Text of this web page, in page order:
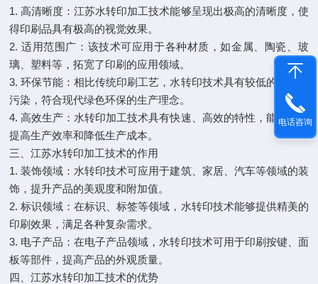
1. 高清晰度：江苏水转印加工技术能够呈现出极高的清晰度，使
得印刷品具有极高的视觉效果。
2. 适用范围广：该技术可应用于各种材质，如金属、陶瓷、玻
璃、塑料等，拓宽了印刷的应用领域。
3. 环保节能：相比传统印刷工艺，水转印技术具有较低的能耗和
污染，符合现代绿色环保的生产理念。
4. 高效生产：水转印加工技术具有快速、高效的特性，能够大幅
提高生产效率和降低生产成本。
三、江苏水转印加工技术的作用
1. 装饰领域：水转印技术可应用于建筑、家居、汽车等领域的装
饰，提升产品的美观度和附加值。
2. 标识领域：在标识、标签等领域，水转印技术能够提供精美的
印刷效果，满足各种复杂需求。
3. 电子产品：在电子产品领域，水转印技术可用于印刷按键、面
板等部件，提高产品的外观质量。
四、江苏水转印加工技术的优势
电话咨询